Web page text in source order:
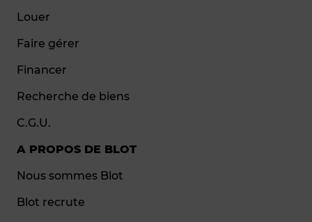
Louer
Faire gérer
Financer
Recherche de biens
C.G.U.
A PROPOS DE BLOT
Nous sommes Blot
Blot recrute